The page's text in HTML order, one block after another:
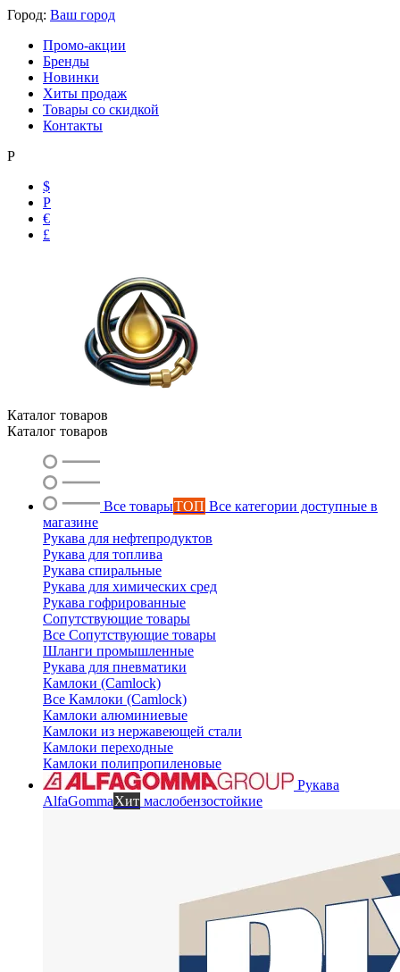
Город: Ваш город
Промо-акции
Бренды
Новинки
Хиты продаж
Товары со скидкой
Контакты
Р
$
Р
€
£
Каталог товаров
Каталог товаров
Все товарыТОП Все категории доступные в
магазине
Рукава для нефтепродуктов
Рукава для топлива
Рукава спиральные
Рукава для химических сред
Рукава гофрированные
Сопутствующие товары
Все Сопутствующие товары
Шланги промышленные
Рукава для пневматики
Камлоки (Camlock)
Все Камлоки (Camlock)
Камлоки алюминиевые
Камлоки из нержавеющей стали
Камлоки переходные
Камлоки полипропиленовые
Рукава
AlfaGommaХит маслобензостойкие
Маслобензостойкие рукава